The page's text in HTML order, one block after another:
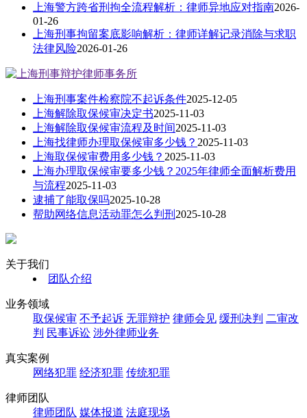
上海警方跨省刑拘全流程解析：律师异地应对指南2026-
01-26
上海刑事拘留案底影响解析：律师详解记录消除与求职
法律风险2026-01-26
上海刑事案件检察院不起诉条件2025-12-05
上海解除取保候审决定书2025-11-03
上海解除取保候审流程及时间2025-11-03
上海找律师办理取保候审多少钱？ 2025-11-03
上海取保候审费用多少钱？ 2025-11-03
上海办理取保候审要多少钱？2025年律师全面解析费用
与流程2025-11-03
逮捕了能取保吗2025-10-28
帮助网络信息活动罪怎么判刑 2025-10-28
关于我们
团队介绍
业务领域
取保候审 不予起诉 无罪辩护 律师会见 缓刑决判 二审改
判 民事诉讼 涉外律师业务
真实案例
网络犯罪 经济犯罪 传统犯罪
律师团队
律师团队 媒体报道 法庭现场